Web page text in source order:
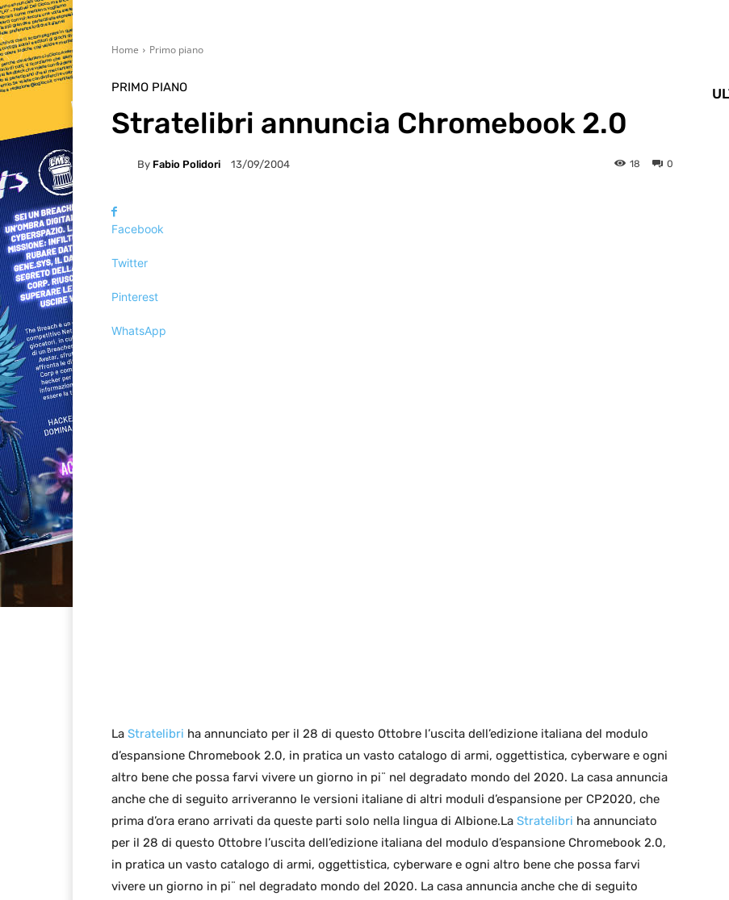
Home Primo piano
PRIMO PIANO
Stratelibri annuncia Chromebook 2.0
By Fabio Polidori 13/09/2004 0
18
Facebook
Twitter
Pinterest
WhatsApp
La Stratelibri ha annunciato per il 28 di questo Ottobre l’uscita dell’edizione italiana del modulo
d’espansione Chromebook 2.0, in pratica un vasto catalogo di armi, oggettistica, cyberware e ogni
altro bene che possa farvi vivere un giorno in pi¨ nel degradato mondo del 2020. La casa annuncia
anche che di seguito arriveranno le versioni italiane di altri moduli d’espansione per CP2020, che
prima d’ora erano arrivati da queste parti solo nella lingua di Albione.La Stratelibri ha annunciato
per il 28 di questo Ottobre l’uscita dell’edizione italiana del modulo d’espansione Chromebook 2.0,
in pratica un vasto catalogo di armi, oggettistica, cyberware e ogni altro bene che possa farvi
vivere un giorno in pi¨ nel degradato mondo del 2020. La casa annuncia anche che di seguito